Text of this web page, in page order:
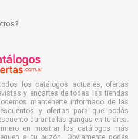
los catálogos actuales, ofertas
y encartes de todas las tiendas
mantenerte informado de las
y ofertas para que podás
durante las gangas en tu área.
en mostrar los catálogos más
a tu buzón. Obviamente podés